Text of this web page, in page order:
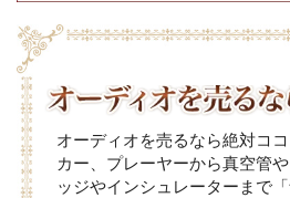
オーディオを売るなら絶対コ
カー、プレーヤーから真空管
ッジやインシュレーターまで